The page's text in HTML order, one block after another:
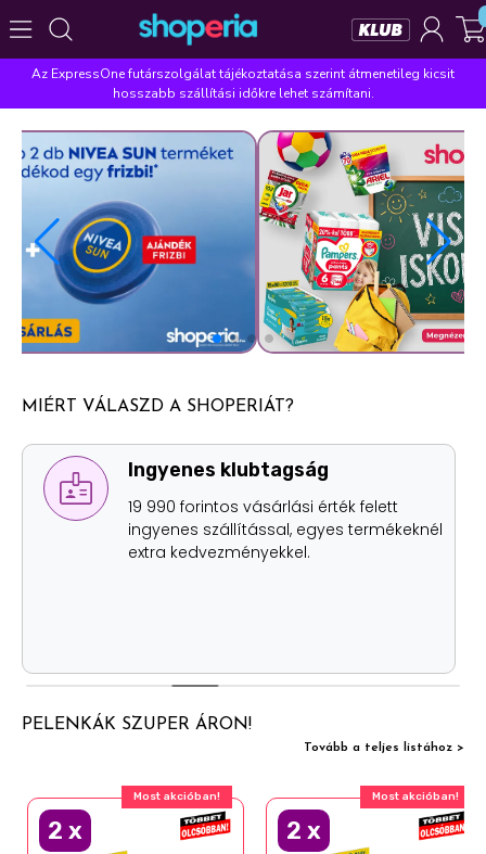
Népszerű kategóriák
Szépségápolás Élelmiszer Mosás Mosogatás
Takarítás Baba-mama Háztartás
Népszerű márkák
Pampers Lenor Coccolino Silan
Népszerű keresések
leukoplast finish pampers
Az ExpressOne futárszolgálat tájékoztatása szerint átmenetileg kicsit
hosszabb szállítási időkre lehet számítani.
MIÉRT VÁLASZD A SHOPERIÁT?
Ingyenes klubtagság
19 990 forintos vásárlási érték felett
ingyenes szállítással, egyes termékeknél
extra kedvezményekkel.
PELENKÁK SZUPER ÁRON!
Tovább a teljes listához >
Most akcióban!
2 x
Most akcióban!
2 x